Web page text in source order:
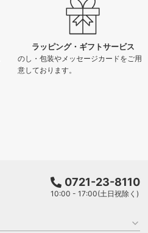
ラッピング・ギフトサービス
のし・包装やメッセージカードをご用
意しております。
0721-23-8110
10:00 - 17:00(土日祝除く)